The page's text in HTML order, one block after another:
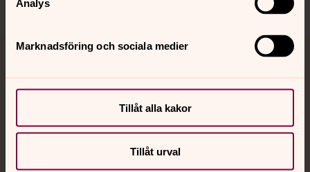
Analys
Marknadsföring och sociala medier
Tillåt alla kakor
Tillåt urval
med en präst på kvällar och nätter.